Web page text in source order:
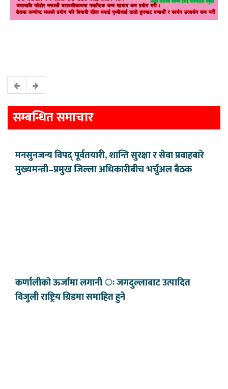
सम्बन्धित समाचार
मनसुनजन्य विपद् पूर्वतयारी, शान्ति सुरक्षा र सेवा प्रवाहबारे
मुख्यमन्त्री–प्रमुख जिल्ला अधिकारीबीच भर्चुअल बैठक
कर्णालीको ऊर्जामा लगानी ः जगदुल्लाबाट उत्पादित
विजुली राष्ट्रिय ग्रिडमा समाहित हुने